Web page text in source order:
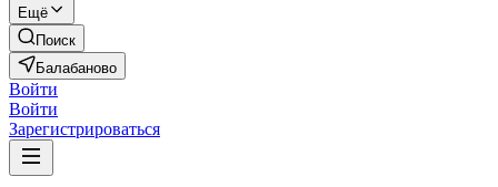
Ещё
Поиск
Балабаново
Войти
Войти
Зарегистрироваться